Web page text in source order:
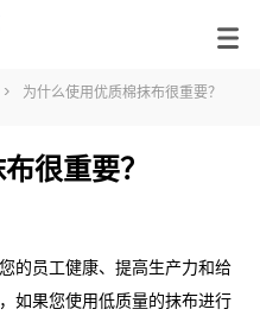
> 为什么使用优质棉抹布很重要？
很重要？